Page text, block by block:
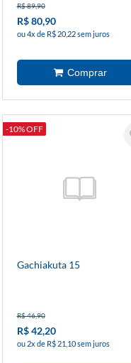
R$ 89,90
R$ 80,90
ou 4x de R$ 20,22 sem juros
-10% OFF
Gachiakuta 15
R$ 46,90
R$ 42,20
ou 2x de R$ 21,10 sem juros